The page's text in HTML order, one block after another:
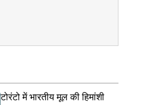
टोरंटो में भारतीय मूल की हिमांशी